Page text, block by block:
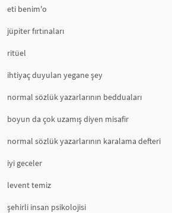
eti benim'o
jüpiter fırtınaları
ritüel
ihtiyaç duyulan yegane şey
normal sözlük yazarlarının bedduaları
boyun da çok uzamış diyen misafir
normal sözlük yazarlarının karalama defteri
iyi geceler
levent temiz
şehirli insan psikolojisi